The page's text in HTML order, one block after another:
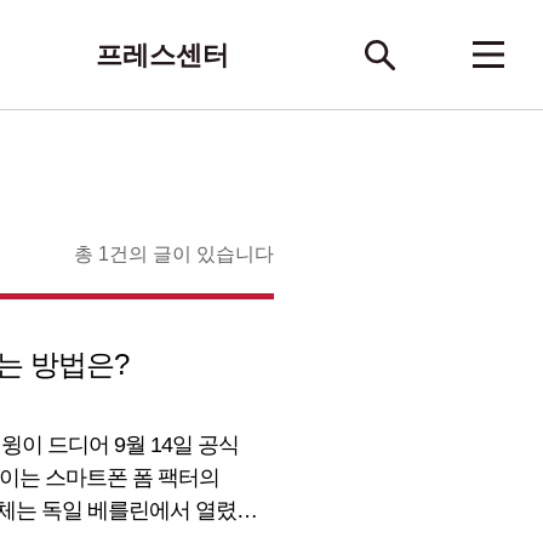
프레스센터
총 1건의 글이 있습니다
방법은?
이 드디어 9월 14일 공식
는 스마트폰 폼 팩터의
는 독일 베를린에서 열렸던